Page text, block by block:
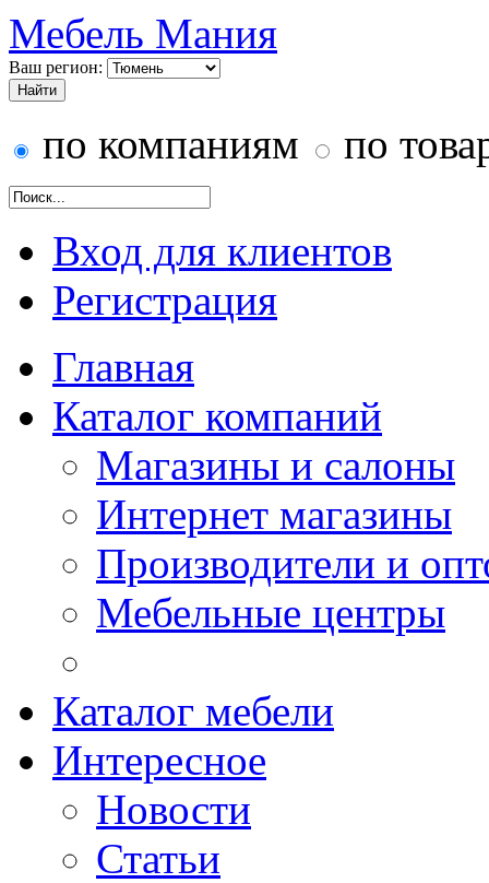
Мебель Мания
Ваш регион:
по компаниям по
Вход для клиентов
Регистрация
Главная
Каталог компаний
Магазины и салоны
Интернет магазины
Производители и
Мебельные центры
Каталог мебели
Интересное
Новости
Статьи